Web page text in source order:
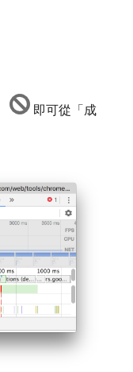
即可從「成